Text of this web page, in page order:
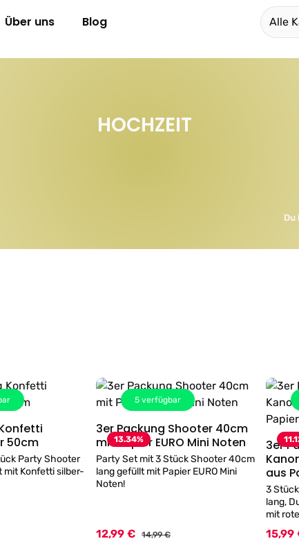
Über uns Blog Alle
HOCHZEIT
Du
Shooter silber 50cm
Party Shooter
mit Konfetti silber-
Preis:
5 verfügbar
13.34% Details
3er Packung Shooter 40cm
mit Papier EURO Mini Noten
Party Set mit 3 Stück Shooter 40cm
lang gefüllt mit Papier EURO Mini
Noten!
Verkaufspreis:
12,99 € Regulärer Preis:
14,99 €
3er
Kanonen
aus
3
lang,
mit
ca. 5-8
15,99